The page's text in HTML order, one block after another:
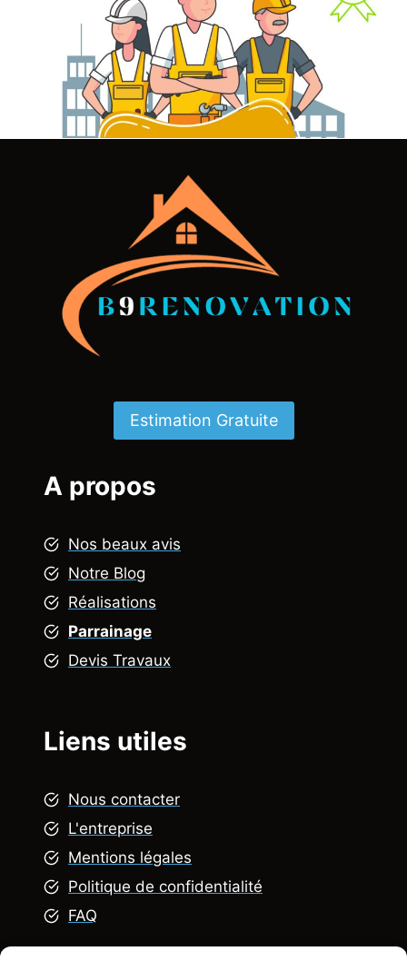
Estimation Gratuite
A propos
Nos beaux avis
Notre Blog
Réalisations
Parrainage
Devis Travaux
Liens utiles
Nous contacter
L'entreprise
Mentions légales
Politique de confidentialité
FAQ